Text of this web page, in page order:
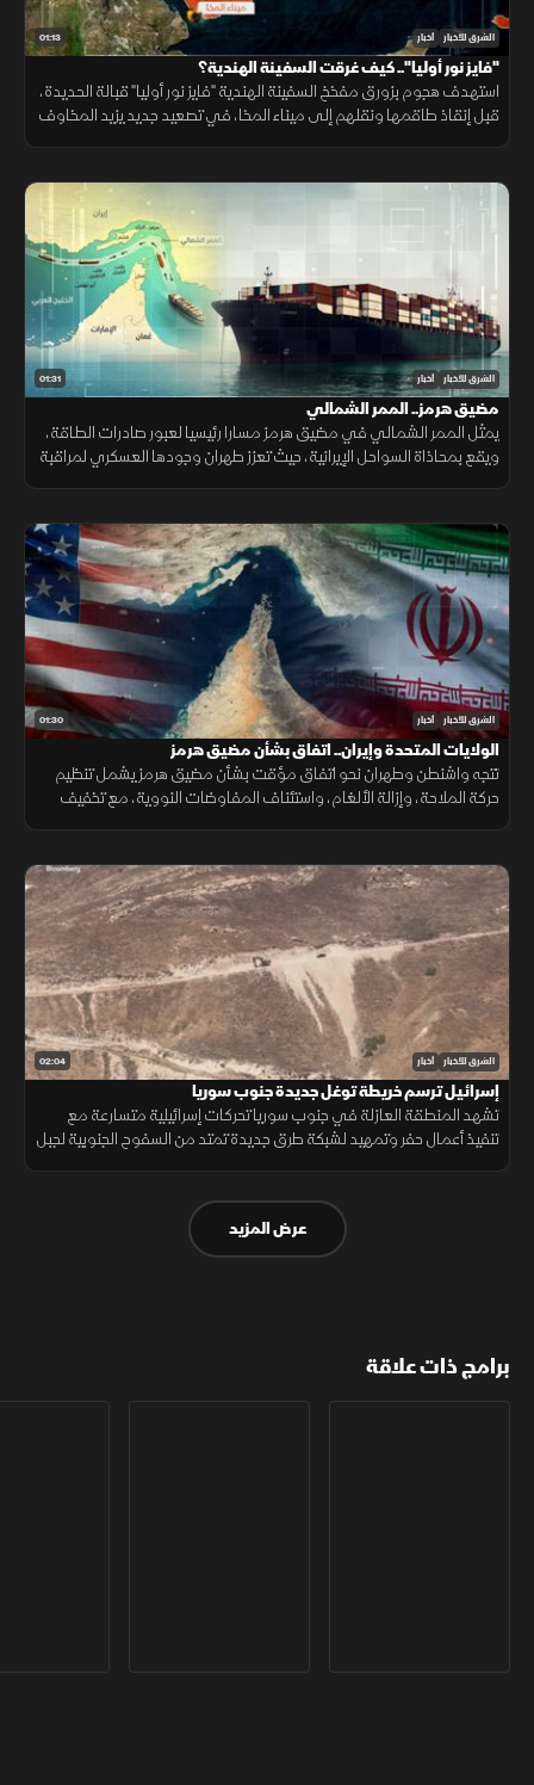
01:13 الشرق للأخبار أخبار
"فايز نور أوليا".. كيف غرقت السفينة الهندية؟
استهدف هجوم بزورق مفخخ السفينة الهندية "فايز نور أوليا" قبالة الحديدة،
قبل إنقاذ طاقمها ونقلهم إلى ميناء المخا، في تصعيد جديد يزيد المخاوف
01:31 الشرق للأخبار أخبار
مضيق هرمز.. الممر الشمالي
يمثل الممر الشمالي في مضيق هرمز مسارا رئيسيا لعبور صادرات الطاقة،
ويقع بمحاذاة السواحل الإيرانية، حيث تعزز طهران وجودها العسكري لمراقبة
01:30 الشرق للأخبار أخبار
الولايات المتحدة وإيران.. اتفاق بشأن مضيق هرمز
تتجه واشنطن وطهران نحو اتفاق مؤقت بشأن مضيق هرمز يشمل تنظيم
حركة الملاحة، وإزالة الألغام، واستئناف المفاوضات النووية، مع تخفيف
02:04 الشرق للأخبار أخبار
إسرائيل ترسم خريطة توغل جديدة جنوب سوريا
تشهد المنطقة العازلة في جنوب سوريا تحركات إسرائيلية متسارعة مع
تنفيذ أعمال حفر وتمهيد لشبكة طرق جديدة تمتد من السفوح الجنوبية لجبل
عرض المزيد
برامج ذات علاقة